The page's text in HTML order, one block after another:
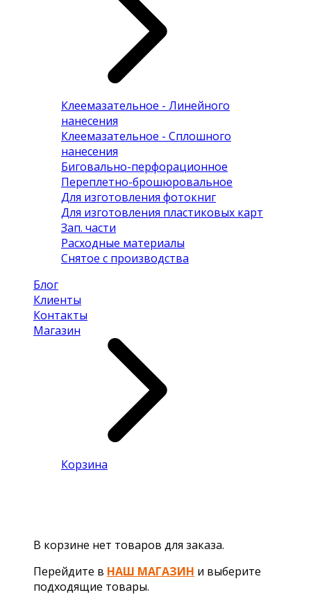
Клеемазательное - Линейного
нанесения
Клеемазательное - Сплошного
нанесения
Биговально-перфорационное
Переплетно-брошюровальное
Для изготовления фотокниг
Для изготовления пластиковых карт
Зап. части
Расходные материалы
Снятое с производства
Блог
Клиенты
Контакты
Магазин
Корзина
В корзине нет товаров для заказа.
Перейдите в НАШ МАГАЗИН и выберите
подходящие товары.